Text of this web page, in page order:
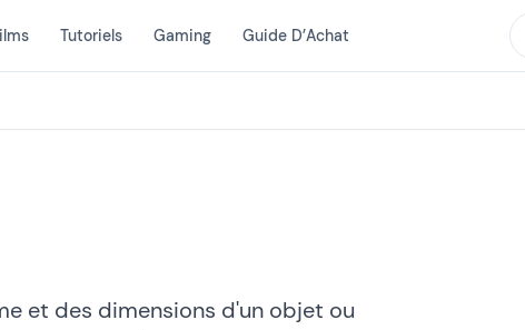
Tutoriels Gaming Guide D’Achat
et des dimensions d'un objet ou